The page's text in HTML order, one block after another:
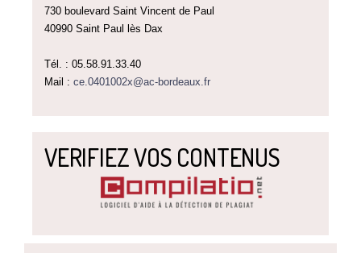
730 boulevard Saint Vincent de Paul
40990 Saint Paul lès Dax
Tél. : 05.58.91.33.40
Mail : ce.0401002x@ac-bordeaux.fr
VERIFIEZ VOS CONTENUS